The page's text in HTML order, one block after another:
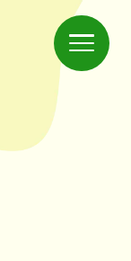
Menu